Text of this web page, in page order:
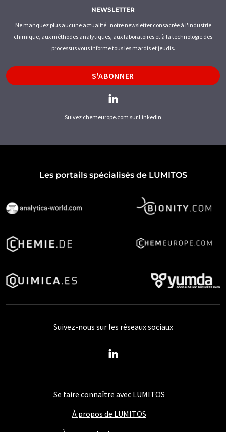
NEWSLETTER
Ne manquez plus aucune actualité : notre newsletter consacrée à l'industrie
chimique, aux méthodes analytiques, aux laboratoires et à la technologie des
processus vous informe tous les mardis et jeudis.
S'ABONNER
Suivez chemeurope.com sur LinkedIn
Les portails spécialisés de LUMITOS
Se faire connaître avec LUMITOS
À propos de LUMITOS
Suivez-nous sur les réseaux sociaux